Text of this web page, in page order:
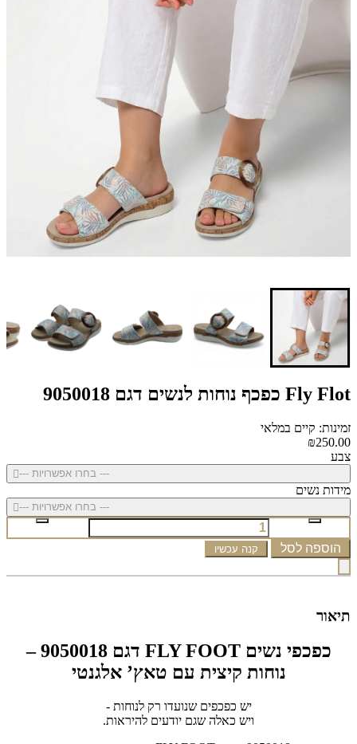
Fly Flot כפכף נוחות לנשים דגם 9050018
זמינות: קיים במלאי
₪250.00
צבע
--- בחרו אפשרויות ---
מידות נשים
--- בחרו אפשרויות ---
הוספה לסל קנה עכשיו
תיאור
כפכפי נשים FLY FOOT דגם 9050018 –
נוחות קיצית עם טאץ’ אלגנטי
יש כפכפים שנועדו רק לנוחות -
ויש כאלה שגם יודעים להיראות.